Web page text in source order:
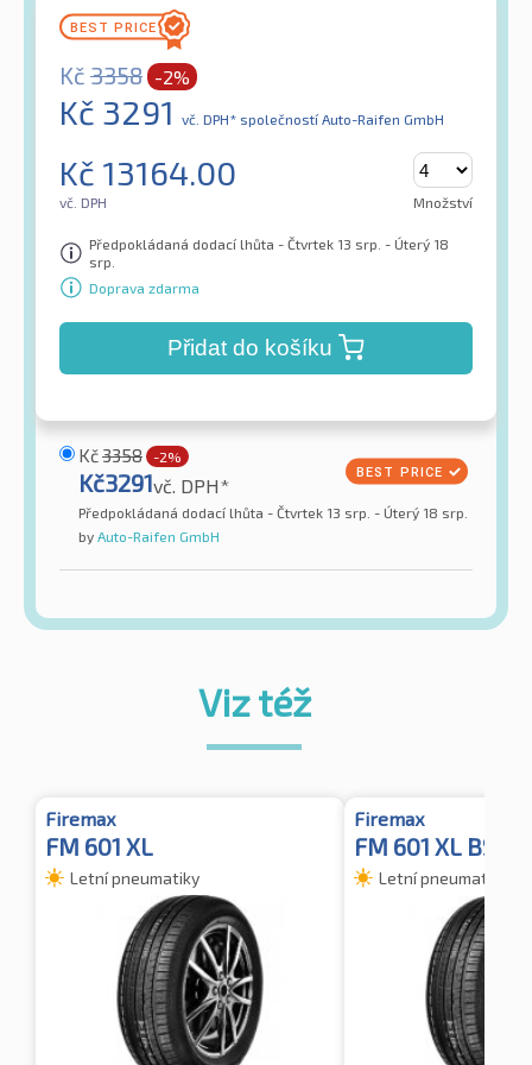
Kč 3358 -2%
Kč 3291 vč. DPH* společností Auto-Raifen GmbH
Kč 13164.00
vč. DPH Množství
Předpokládaná dodací lhůta - Čtvrtek 13 srp. - Úterý 18
srp.
Doprava zdarma
Přidat do košíku
Kč3358 -2%
Kč3291vč. DPH*
Předpokládaná dodací lhůta - Čtvrtek 13 srp. - Úterý 18 srp.
by Auto-Raifen GmbH
Viz též
Firemax
FM 601 XL
Letní pneumatiky
Firemax
FM 601 XL BSW
Letní pneumatiky